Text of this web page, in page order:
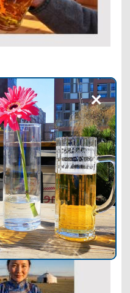
+
Tradition und
Von tönernen
modernen Glaskrug.
über Materialien,
Verbreitung des